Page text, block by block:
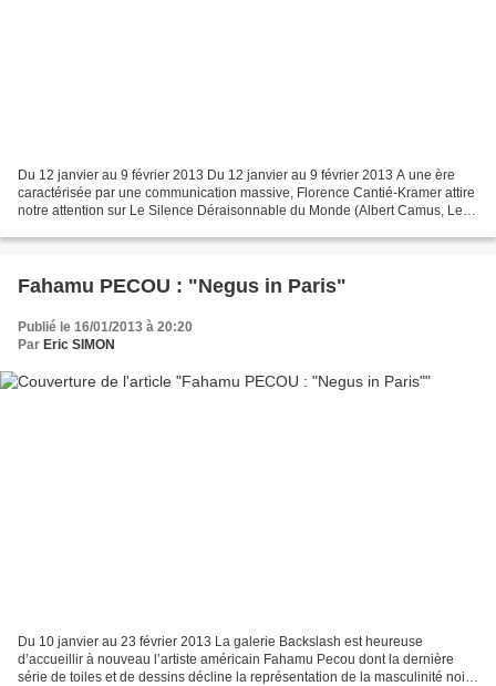
Du 12 janvier au 9 février 2013 Du 12 janvier au 9 février 2013 A une ère
caractérisée par une communication massive, Florence Cantié-Kramer attire
notre attention sur Le Silence Déraisonnable du Monde (Albert Camus, Le
Fahamu PECOU : "Negus in Paris"
Publié le 16/01/2013 à 20:20
Par Eric SIMON
Du 10 janvier au 23 février 2013 La galerie Backslash est heureuse
d’accueillir à nouveau l’artiste américain Fahamu Pecou dont la dernière
série de toiles et de dessins décline la représentation de la masculinité noire